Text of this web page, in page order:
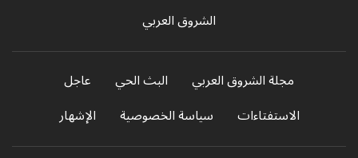
الشروق العربي
مجلة الشروق العربي البث الحي
عاجل
الاستفتاءات
سياسة الخصوصية الإشهار